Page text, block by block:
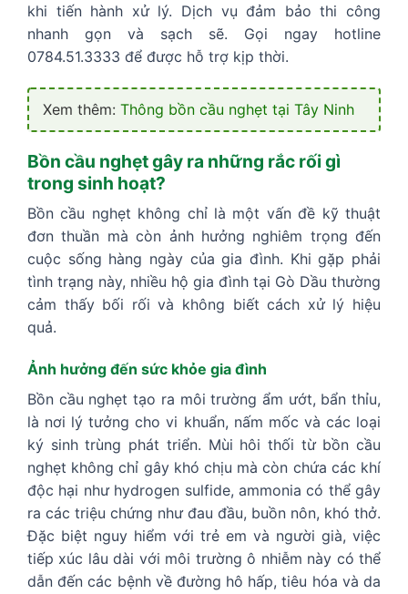
khi tiến hành xử lý. Dịch vụ đảm bảo thi công
nhanh gọn và sạch sẽ. Gọi ngay hotline
0784.51.3333 để được hỗ trợ kịp thời.
Xem thêm: Thông bồn cầu nghẹt tại Tây Ninh
Bồn cầu nghẹt gây ra những rắc rối gì
trong sinh hoạt?
Bồn cầu nghẹt không chỉ là một vấn đề kỹ thuật
đơn thuần mà còn ảnh hưởng nghiêm trọng đến
cuộc sống hàng ngày của gia đình. Khi gặp phải
tình trạng này, nhiều hộ gia đình tại Gò Dầu thường
cảm thấy bối rối và không biết cách xử lý hiệu
quả.
Ảnh hưởng đến sức khỏe gia đình
Bồn cầu nghẹt tạo ra môi trường ẩm ướt, bẩn thỉu,
là nơi lý tưởng cho vi khuẩn, nấm mốc và các loại
ký sinh trùng phát triển. Mùi hôi thối từ bồn cầu
nghẹt không chỉ gây khó chịu mà còn chứa các khí
độc hại như hydrogen sulfide, ammonia có thể gây
ra các triệu chứng như đau đầu, buồn nôn, khó thở.
Đặc biệt nguy hiểm với trẻ em và người già, việc
tiếp xúc lâu dài với môi trường ô nhiễm này có thể
dẫn đến các bệnh về đường hô hấp, tiêu hóa và da